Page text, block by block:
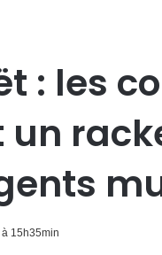
: les
un
15h35min